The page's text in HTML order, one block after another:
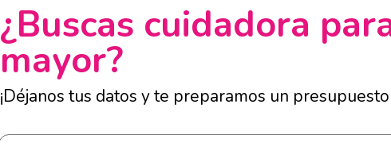
¿Buscas cuidadora
mayor?
¡Déjanos tus datos y te preparamos un